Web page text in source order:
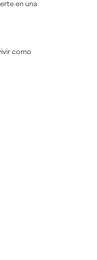
en una
como